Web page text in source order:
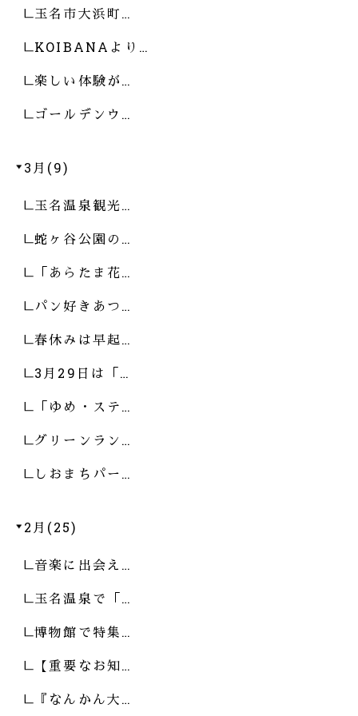
玉名市大浜町…
KOIBANAより…
楽しい体験が…
ゴールデンウ…
3月(9)
玉名温泉観光…
蛇ヶ谷公園の…
「あらたま花…
パン好きあつ…
春休みは早起…
3月29日は「…
「ゆめ・ステ…
グリーンラン…
しおまちパー…
2月(25)
音楽に出会え…
玉名温泉で「…
博物館で特集…
【重要なお知…
『なんかん大…